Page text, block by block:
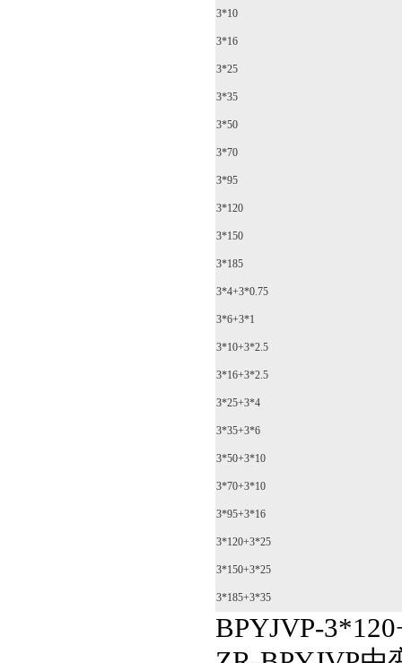
3*10
3*16
3*25
3*35
3*50
3*70
3*95
3*120
3*150
3*185
3*4+3*0.75
3*6+3*1
3*10+3*2.5
3*16+3*2.5
3*25+3*4
3*35+3*6
3*50+3*10
3*70+3*10
3*95+3*16
3*120+3*25
3*150+3*25
3*185+3*35
BPYJVP-